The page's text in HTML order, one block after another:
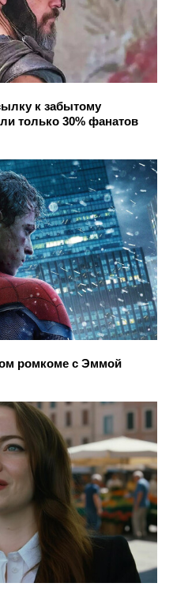
к забытому
только 30% фанатов
ромкоме с Эммой